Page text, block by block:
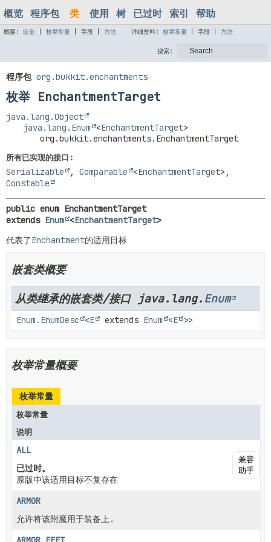
概览 程序包 类 使用 树 已过时 索引 帮助
概要: 嵌套 枚举常量 字段 | 方法 详细资料: 枚举常量 字段 | 方法
搜索:
程序包 org.bukkit.enchantments
枚举 EnchantmentTarget
java.lang.Object
java.lang.Enum
<EnchantmentTarget>
org.bukkit.enchantments.EnchantmentTarget
所有已实现的接口:
Serializable , Comparable <EnchantmentTarget> ,
Constable
public enum EnchantmentTarget
extends Enum <EnchantmentTarget>
代表了Enchantment的适用目标
嵌套类概要
从类继承的嵌套类/接口 java.lang.Enum
Enum.EnumDesc <E extends Enum <E >>
枚举常量概要
枚举常量
枚举常量
说明
ALL
已过时。
原版中该适用目标不复存在
ARMOR
允许将该附魔用于装备上.
兼容
助手